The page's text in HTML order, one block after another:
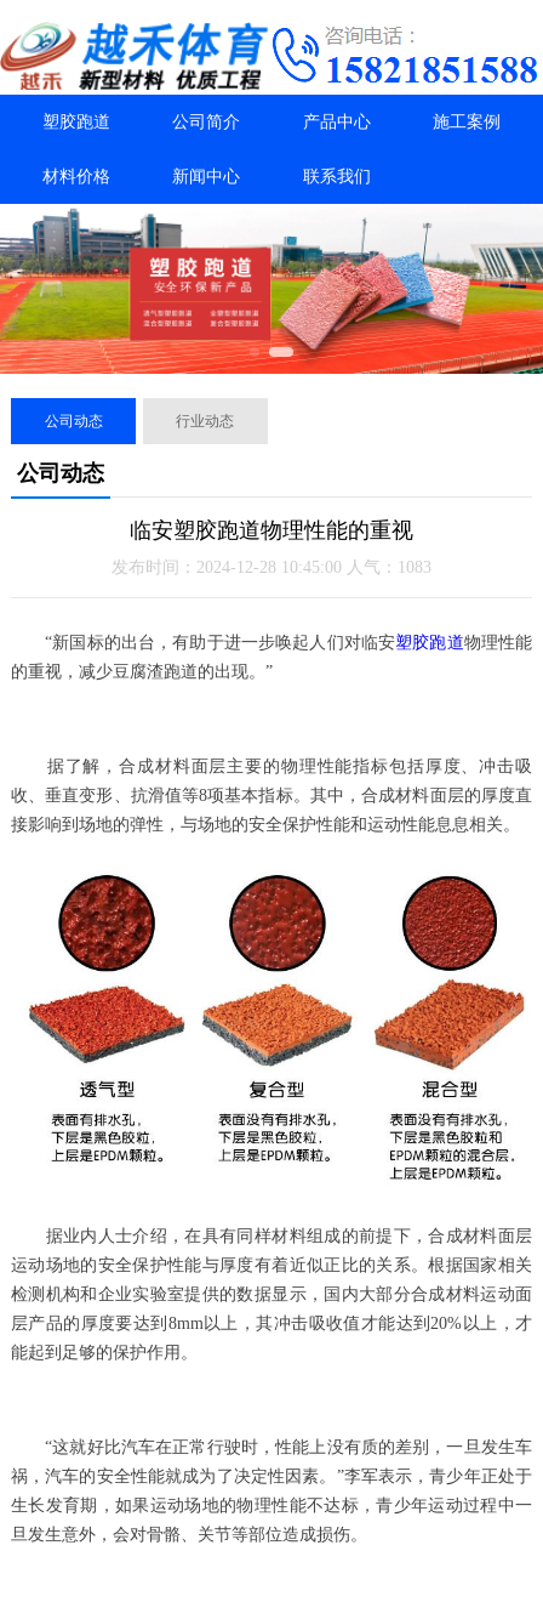
塑胶跑道 公司简介 产品中心 施工案例
材料价格 新闻中心 联系我们
公司动态 行业动态
公司动态
临安塑胶跑道物理性能的重视
发布时间：2024-12-28 10:45:00 人气：1083
“新国标的出台，有助于进一步唤起人们对临安塑胶跑道物理性能
的重视，减少豆腐渣跑道的出现。”
据了解，合成材料面层主要的物理性能指标包括厚度、冲击吸
收、垂直变形、抗滑值等8项基本指标。其中，合成材料面层的厚度直
接影响到场地的弹性，与场地的安全保护性能和运动性能息息相关。
据业内人士介绍，在具有同样材料组成的前提下，合成材料面层
运动场地的安全保护性能与厚度有着近似正比的关系。根据国家相关
检测机构和企业实验室提供的数据显示，国内大部分合成材料运动面
层产品的厚度要达到8mm以上，其冲击吸收值才能达到20%以上，才
能起到足够的保护作用。
“这就好比汽车在正常行驶时，性能上没有质的差别，一旦发生车
祸，汽车的安全性能就成为了决定性因素。”李军表示，青少年正处于
生长发育期，如果运动场地的物理性能不达标，青少年运动过程中一
旦发生意外，会对骨骼、关节等部位造成损伤。